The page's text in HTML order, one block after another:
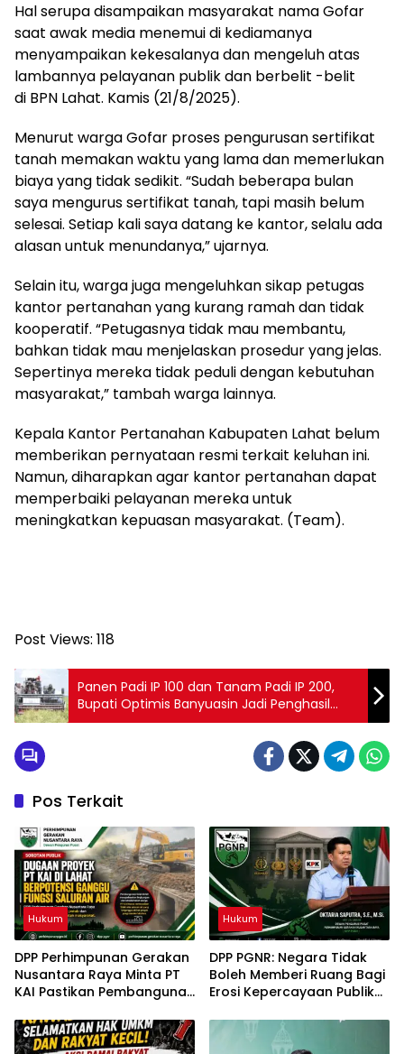
Hal serupa disampaikan masyarakat nama Gofar
saat awak media menemui di kediamanya
menyampaikan kekesalanya dan mengeluh atas
lambannya pelayanan publik dan berbelit -belit
di BPN Lahat. Kamis (21/8/2025).
Menurut warga Gofar proses pengurusan sertifikat
tanah memakan waktu yang lama dan memerlukan
biaya yang tidak sedikit. “Sudah beberapa bulan
saya mengurus sertifikat tanah, tapi masih belum
selesai. Setiap kali saya datang ke kantor, selalu ada
alasan untuk menundanya,” ujarnya.
Selain itu, warga juga mengeluhkan sikap petugas
kantor pertanahan yang kurang ramah dan tidak
kooperatif. “Petugasnya tidak mau membantu,
bahkan tidak mau menjelaskan prosedur yang jelas.
Sepertinya mereka tidak peduli dengan kebutuhan
masyarakat,” tambah warga lainnya.
Kepala Kantor Pertanahan Kabupaten Lahat belum
memberikan pernyataan resmi terkait keluhan ini.
Namun, diharapkan agar kantor pertanahan dapat
memperbaiki pelayanan mereka untuk
meningkatkan kepuasan masyarakat. (Team).
Post Views: 118
Panen Padi IP 100 dan Tanam Padi IP 200,
Bupati Optimis Banyuasin Jadi Penghasil
Gabah Nomor 1 Di Indonesia
Pos Terkait
Hukum
DPP Perhimpunan Gerakan
Nusantara Raya Minta PT
KAI Pastikan Pembangunan
Fungsi Drainase
Masyarakat Lahat
Hukum
DPP PGNR: Negara Tidak
Boleh Memberi Ruang Bagi
Erosi Kepercayaan Publik
Hukum